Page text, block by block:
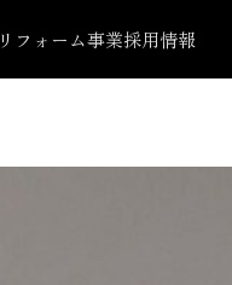
リフォーム事業採用情報